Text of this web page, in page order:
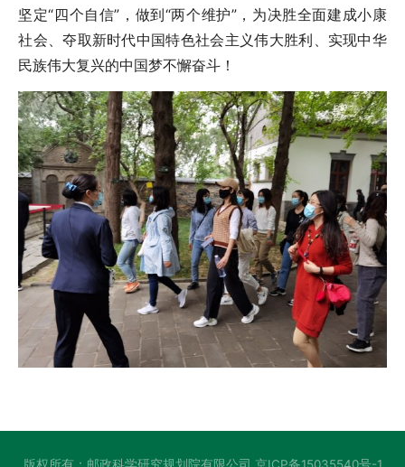
坚定“四个自信”，做到“两个维护”，为决胜全面建成小康
社会、夺取新时代中国特色社会主义伟大胜利、实现中华
民族伟大复兴的中国梦不懈奋斗！